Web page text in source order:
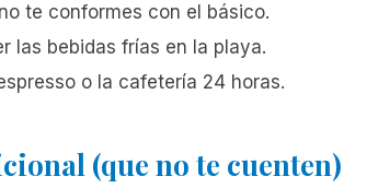
te conformes con el básico.
las bebidas frías en la playa.
o la cafetería 24 horas.
(que no te cuenten)